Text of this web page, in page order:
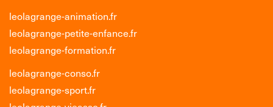
leolagrange-animation.fr
leolagrange-petite-enfance.fr
leolagrange-formation.fr
leolagrange-conso.fr
leolagrange-sport.fr